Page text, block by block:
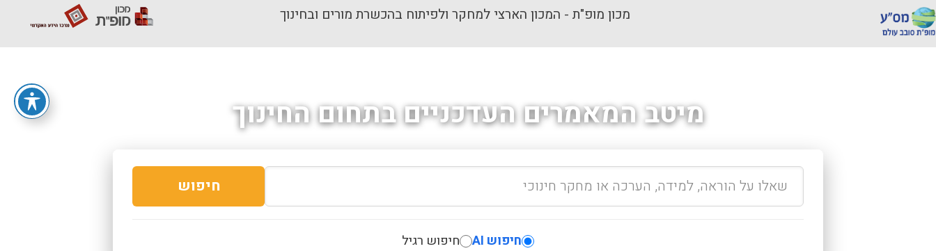
מכון מופ"ת - המכון הארצי למחקר ולפיתוח בהכשרת מורים ובחינוך
מיטב המאמרים העדכניים בתחום החינוך
חיפוש
חיפוש AI חיפוש רגיל